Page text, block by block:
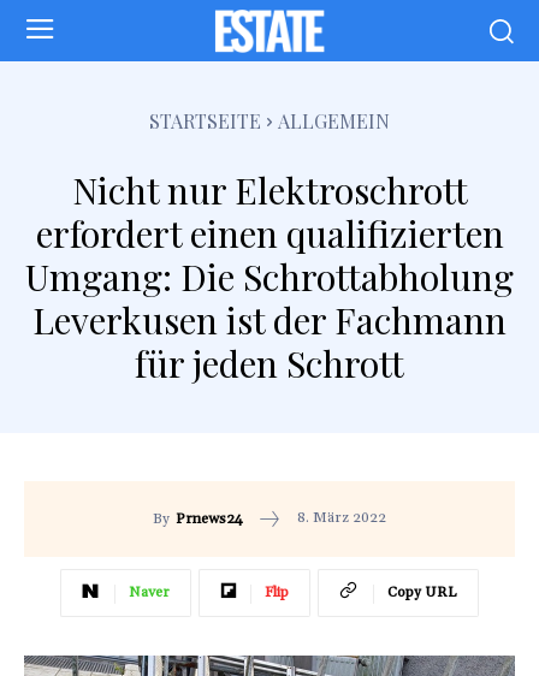
STARTSEITE ALLGEMEIN
Nicht nur Elektroschrott
erfordert einen qualifizierten
Umgang: Die Schrottabholung
Leverkusen ist der Fachmann
für jeden Schrott
By Prnews24 8. März 2022
Naver Flip Copy URL